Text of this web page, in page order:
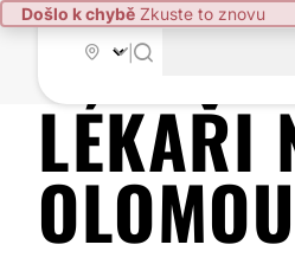
Došlo k chybě Zkuste to znovu
LÉKAŘI